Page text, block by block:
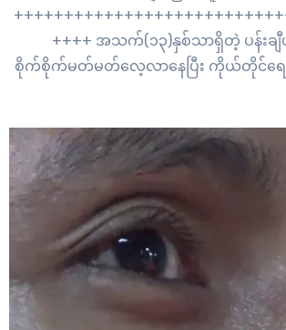
++++ အသက်(၁၃)နှစ်သာရှိတဲ့ ပန်းခ
စိုက်စိုက်မတ်မတ်လေ့လာနေပြီး ကိုယ်တိုင်ရေး
မြောက် မွန်အမျိုးသားနေ့အထိမ်းအမှတ်အဖြ
ပညာရေးအထောက်အကူပြု ရန်ပုံငွေရရှိရ
ပညာရေးကော်မတီမှ ပံ့ပိုးမှုဖြင့်ပြုလုပ်သည့် ပ
လည်း မိအဲမဏိအိန်ရဲ့ ပန်းချီကားချပ်တွေပါ
တာပါ။ အဆိုပါပန်းချီပြပွဲကို မော်လမြိုင်
၁၁.၁.၁၉ မှ…